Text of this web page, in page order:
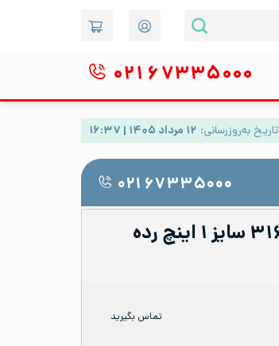
۰۲۱ ۶۷۳۳۵۰۰۰
تاریخ به‌روزرسانی: ۱۲ مرداد ۱۴۰۵ | ۱۶:۳۷
۰۲۱ ۶۷۳۳۵۰۰۰
زانو ۹۰ درجه جوشی استیل ۳۱۶ سایز ۱ اینچ رده
تماس بگیرید